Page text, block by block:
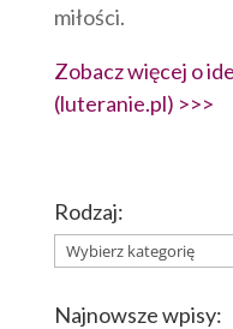
miłości.
Zobacz więcej o
(luteranie.pl) >>>
Rodzaj:
Rodzaj:
Najnowsze wpisy: